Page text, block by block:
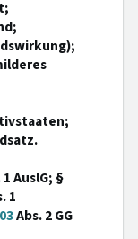
1 AuslG; §
1
Abs. 2 GG